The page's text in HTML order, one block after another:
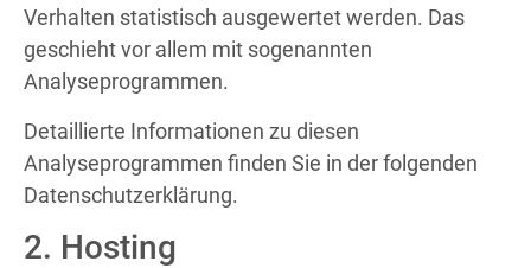
Verhalten statistisch ausgewertet werden. Das
geschieht vor allem mit sogenannten
Analyseprogrammen.
Detaillierte Informationen zu diesen
Analyseprogrammen finden Sie in der folgenden
Datenschutzerklärung.
2. Hosting